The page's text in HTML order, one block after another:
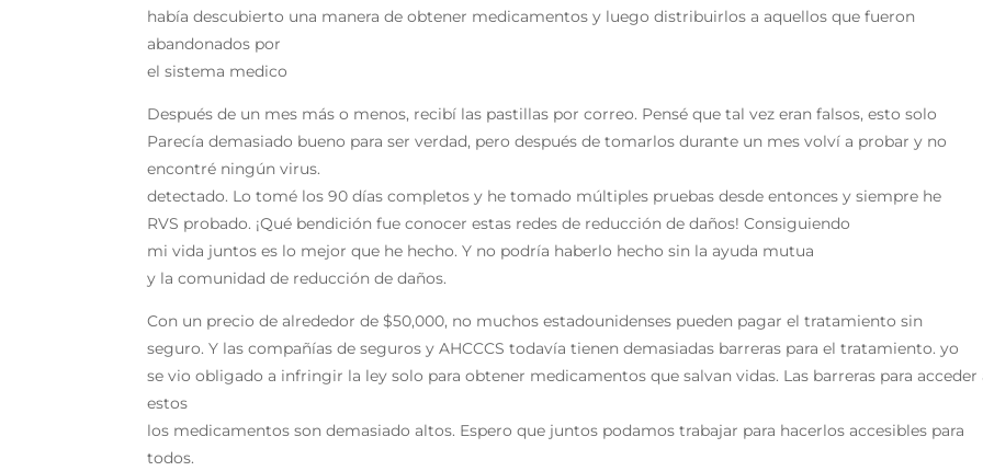
había descubierto una manera de obtener medicamentos y luego distribuirlos a aquellos que fueron
abandonados por
el sistema medico
Después de un mes más o menos, recibí las pastillas por correo. Pensé que tal vez eran falsos, esto solo
Parecía demasiado bueno para ser verdad, pero después de tomarlos durante un mes volví a probar y no
encontré ningún virus.
detectado. Lo tomé los 90 días completos y he tomado múltiples pruebas desde entonces y siempre he
RVS probado. ¡Qué bendición fue conocer estas redes de reducción de daños! Consiguiendo
mi vida juntos es lo mejor que he hecho. Y no podría haberlo hecho sin la ayuda mutua
y la comunidad de reducción de daños.
Con un precio de alrededor de $50,000, no muchos estadounidenses pueden pagar el tratamiento sin
seguro. Y las compañías de seguros y AHCCCS todavía tienen demasiadas barreras para el tratamiento. yo
se vio obligado a infringir la ley solo para obtener medicamentos que salvan vidas. Las barreras para acceder
estos
los medicamentos son demasiado altos. Espero que juntos podamos trabajar para hacerlos accesibles para
todos.